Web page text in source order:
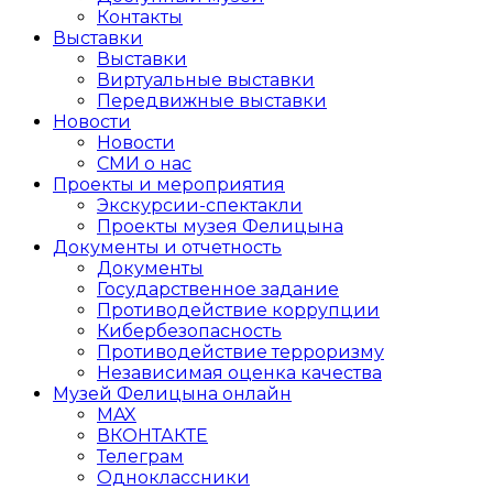
Контакты
Выставки
Выставки
Виртуальные выставки
Передвижные выставки
Новости
Новости
СМИ о нас
Проекты и мероприятия
Экскурсии-спектакли
Проекты музея Фелицына
Документы и отчетность
Документы
Государственное задание
Противодействие коррупции
Кибер­безопасность
Противодействие терроризму
Независимая оценка качества
Музей Фелицына онлайн
MAX
ВКОНТАКТЕ
Телеграм
Одноклассники